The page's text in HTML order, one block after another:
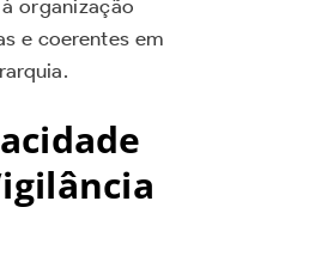
organização
e coerentes em